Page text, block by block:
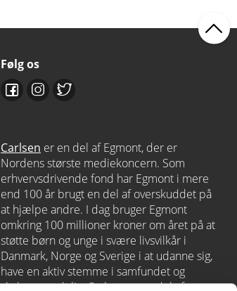
Følg os
Carlsen er en del af Egmont, der er
Nordens største mediekoncern. Som
erhvervsdrivende fond har Egmont i mere
end 100 år brugt en del af overskuddet på
at hjælpe andre. I dag bruger Egmont
omkring 100 millioner kroner om året på at
støtte børn og unge i svære livsvilkår i
Danmark, Norge og Sverige i at udanne sig,
have en aktiv stemme i samfundet og
skabe et godt liv. Carlsen er en del af